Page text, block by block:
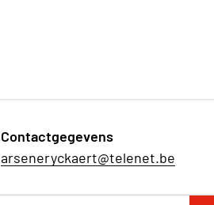
Contactgegevens
arseneryckaert@telenet.be